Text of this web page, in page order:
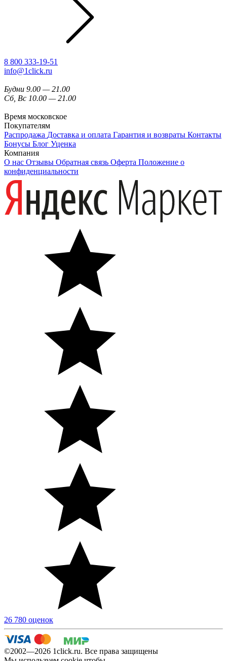
8 800 333-19-51
info@1click.ru
Будни 9.00 — 21.00
Сб, Вс 10.00 — 21.00
Время московское
Покупателям
Распродажа Доставка и оплата Гарантия и возвраты Контакты
Бонусы Блог Уценка
Компания
О нас Отзывы Обратная связь Оферта Положение о
конфиденциальности
26 780 оценок
©2002—2026 1сlick.ru. Все права защищены